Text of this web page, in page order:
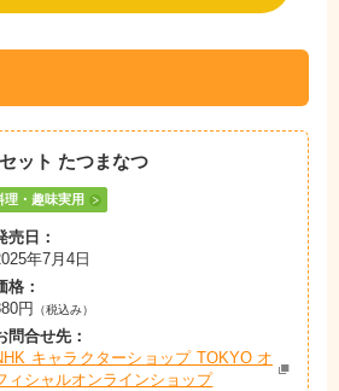
ット たつまなつ
・趣味実用
売日：
年7月4日
格：
円
（税込み）
問合せ先：
キャラクターショップ TOKYO オ
ィシャルオンラインショップ